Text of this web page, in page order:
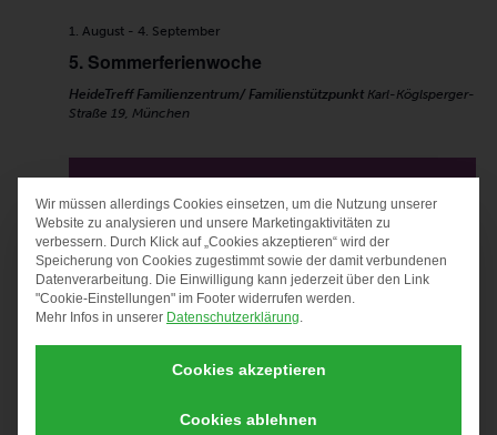
1. August- 4. September
5. Sommerferienwoche
HeideTreff Familienzentrum/ Familienstützpunkt Karl-Köglsperger-
Straße 19, München
11. September
DATENSCHUTZ-
Wir müssen allerdings Cookies einsetzen, um die Nutzung unserer
Website zu analysieren und unsere Marketingaktivitäten zu
verbessern. Durch Klick auf „Cookies akzeptieren“ wird der
Speicherung von Cookies zugestimmt sowie der damit verbundenen
Datenverarbeitung. Die Einwilligung kann jederzeit über den Link
"Cookie-Einstellungen" im Footer widerrufen werden.
Mehr Infos in unserer Datenschutzerklärung
Cookies akzeptieren
Cookies ablehnen